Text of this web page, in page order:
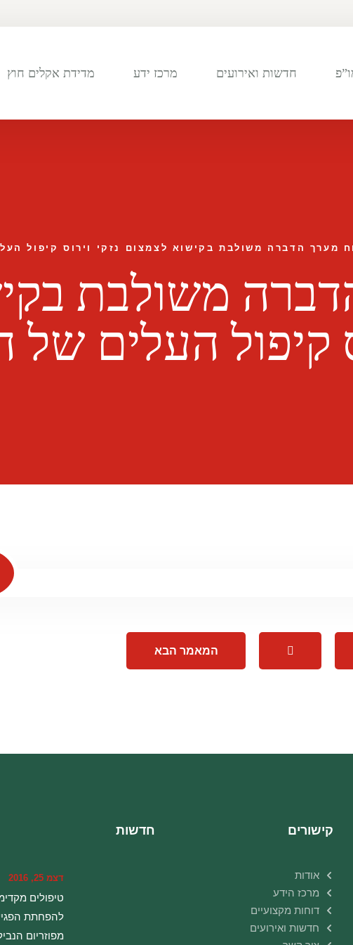
חדשות ואירועים מרכז ידע מדידת אקלים חוץ
מערך הדברה משולבת בקישוא לצמצום נזקי וירוס קיפול
משולבת
קיפול העלים
המאמר הבא
קישורים
אודות
מרכז הידע
דוחות מקצועיים
חדשות ואירועים
חדשות
דצמ 25, 2016
טיפולים
להפחתת
מפוזריום